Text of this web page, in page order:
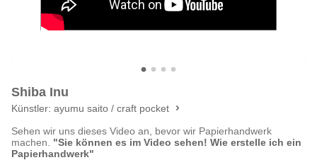
Shiba Inu
Künstler: ayumu saito / craft pocket
Sehen wir uns dieses Video an, bevor wir Papierhandwerk
machen. "Sie können es im Video sehen! Wie erstelle ich ein
Papierhandwerk"